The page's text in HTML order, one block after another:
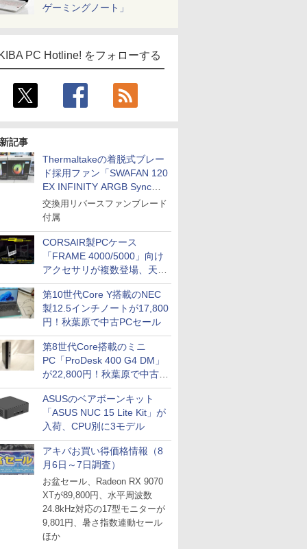
ゲーミングノート」
PC Hotline! をフォローする
記事
Thermaltakeの着脱式ブレー
ド採用ファン「SWAFAN 120
EX INFINITY ARGB Sync」
に単品パッケージ
交換用リバースファンブレード
付属
CORSAIR製PCケース
「FRAME 4000/5000」向け
アクセサリが複数登場、天然
木製パネルや背面コネクタ対
応トレイなど
第10世代Core Y搭載のNEC
製12.5インチノートが17,800
円！秋葉原で中古PCセール
第8世代Core搭載のミニ
PC「ProDesk 400 G4 DM」
が22,800円！秋葉原で中古
PCセール
ASUSのベアボーンキット
「ASUS NUC 15 Lite Kit」が
入荷、CPU別に3モデル
アキバお買い得価格情報（8
月6日～7日調査）
お盆セール、Radeon RX 9070
XTが89,800円、水平周波数
24.8kHz対応の17型モニターが
9,801円、暑さ指数連動セール
ほか